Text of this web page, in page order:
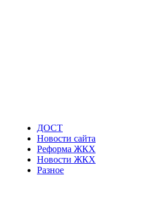
ДОСТ
Новости сайта
Реформа ЖКХ
Новости ЖКХ
Разное